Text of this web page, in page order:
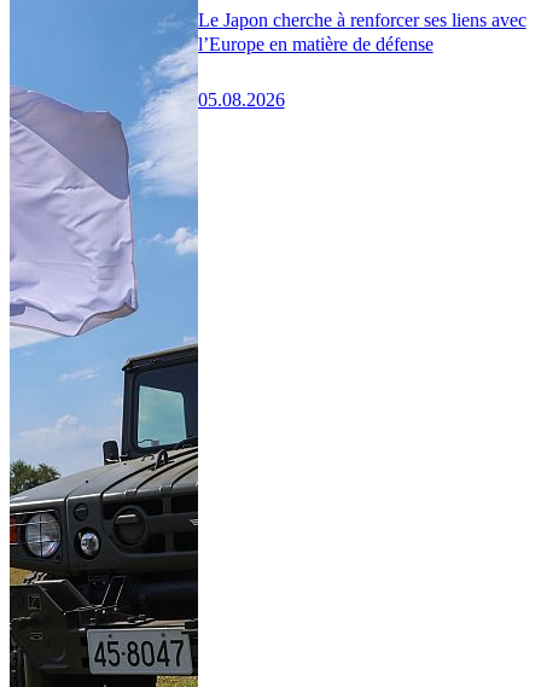
Le Japon cherche à renforcer ses liens avec
l’Europe en matière de défense
05.08.2026